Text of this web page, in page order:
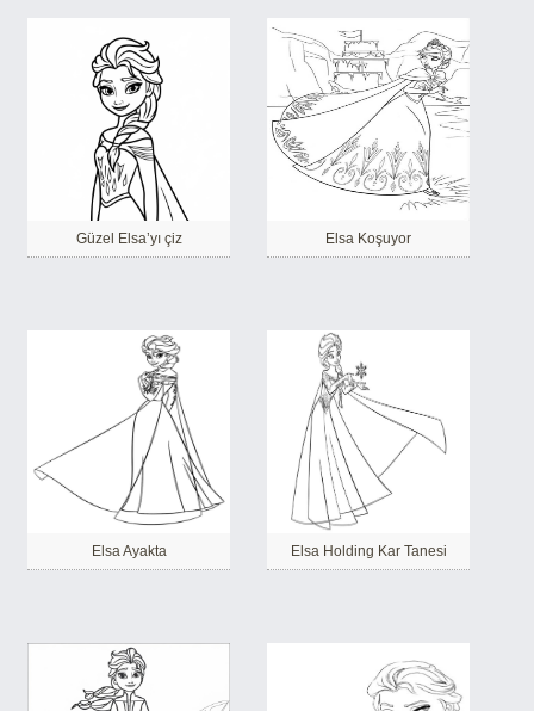
Güzel Elsa’yı çiz Elsa Koşuyor
Elsa Ayakta Elsa Holding Kar Tanesi